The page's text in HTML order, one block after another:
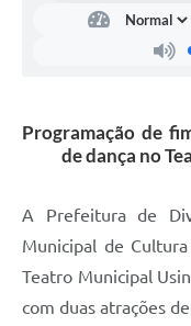
Programação de
de dança no
A Prefeitura de
Municipal de
Teatro Municipal
com duas atrações